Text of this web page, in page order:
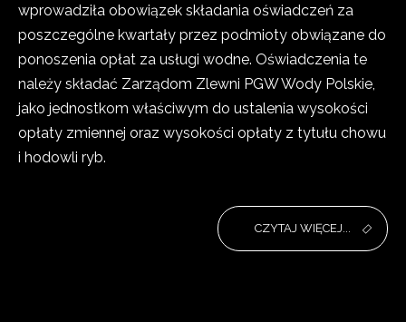
wprowadziła obowiązek składania oświadczeń za
poszczególne kwartały przez podmioty obwiązane do
ponoszenia opłat za usługi wodne. Oświadczenia te
należy składać Zarządom Zlewni PGW Wody Polskie,
jako jednostkom właściwym do ustalenia wysokości
opłaty zmiennej oraz wysokości opłaty z tytułu chowu
i hodowli ryb.
CZYTAJ WIĘCEJ...